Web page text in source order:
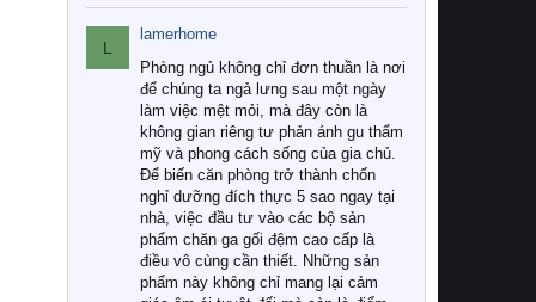
L
lamerhome
Phòng ngủ không chỉ đơn thuần là nơi
để chúng ta ngả lưng sau một ngày
làm việc mệt mỏi, mà đây còn là
không gian riêng tư phản ánh gu thẩm
mỹ và phong cách sống của gia chủ.
Để biến căn phòng trở thành chốn
nghỉ dưỡng đích thực 5 sao ngay tại
nhà, việc đầu tư vào các bộ sản
phẩm chăn ga gối đệm cao cấp là
điều vô cùng cần thiết. Những sản
phẩm này không chỉ mang lại cảm